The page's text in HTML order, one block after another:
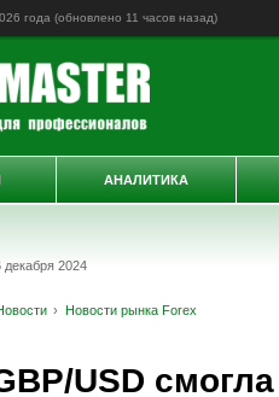
года (обновлено 11 часов назад)
2024
Новости рынка Forex
USD
АНАЛИТИКА